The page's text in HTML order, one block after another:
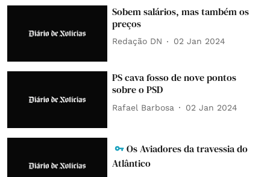
Sobem salários, mas também os
preços
Redação DN 02 Jan 2024
PS cava fosso de nove pontos
sobre o PSD
Rafael Barbosa 02 Jan 2024
Os Aviadores da travessia do
Atlântico